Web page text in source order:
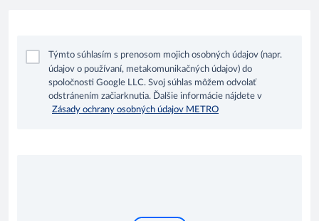
Týmto súhlasím s prenosom mojich osobných údajov (napr.
údajov o používaní, metakomunikačných údajov) do
spoločnosti Google LLC. Svoj súhlas môžem odvolať
odstránením začiarknutia. Ďalšie informácie nájdete v
Zásady ochrany osobných údajov METRO